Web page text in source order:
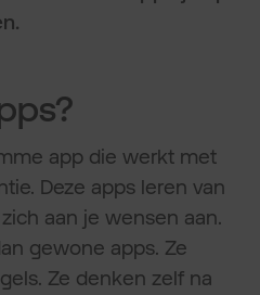
app die werkt met
Deze apps leren van
aan je wensen aan.
gewone apps. Ze
Ze denken zelf na